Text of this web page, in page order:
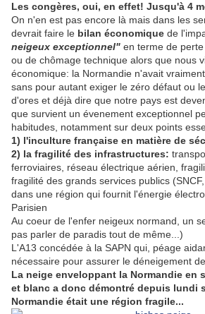
Les congères, oui, en effet! Jusqu'à 4
On n'en est pas encore là mais dans les
devrait faire le bilan économique de
neigeux exceptionnel" en terme de
ou de chômage technique alors que nous
économique: la Normandie n'avait
sans pour autant exiger le zéro défaut ou
d'ores et déjà dire que notre pays est
que survient un évenement exceptionnel
habitudes, notamment sur deux points
1) l'inculture française en matière de
2) la fragilité des infrastructures:
ferroviaires, réseau électrique aérien,
fragilité des grands services publics
dans une région qui fournit l'énergie
Parisien
Au coeur de l'enfer neigeux normand, un
pas parler de paradis tout de même...)
L'A13 concédée à la SAPN qui, péage
nécessaire pour assurer le déneigement de
La neige enveloppant la Normandie en
et blanc a donc démontré depuis lundi
Normandie était une région fragile...